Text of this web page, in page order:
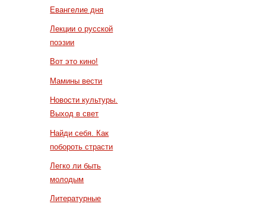
Евангелие дня
Лекции о русской
поэзии
Вот это кино!
Мамины вести
Новости культуры.
Выход в свет
Найди себя. Как
побороть страсти
Легко ли быть
молодым
Литературные